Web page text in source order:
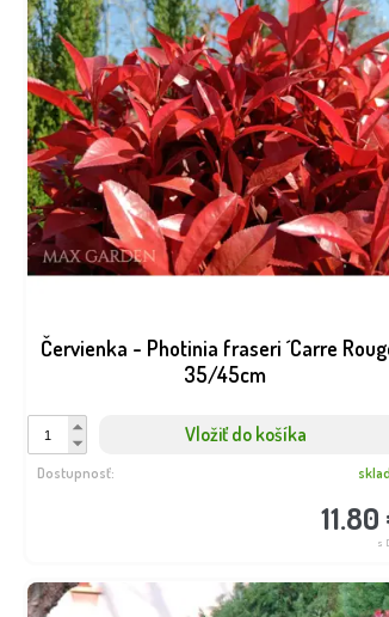
Červienka - Photinia fraseri ´Carre
35/45cm
Vložiť do košíka
s
Dostupnosť: